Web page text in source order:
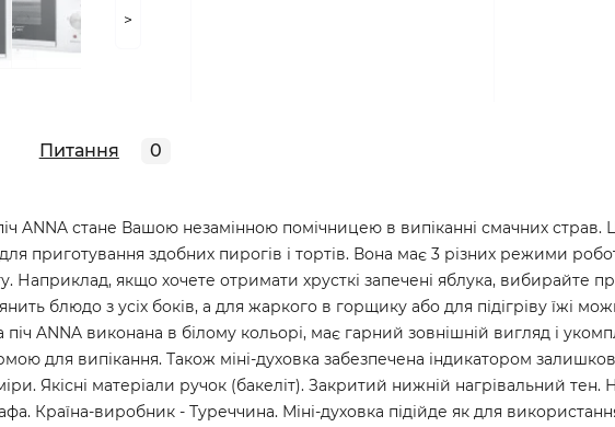
>
Питання 0
ANNA стане Вашою незамінною помічницею в випіканні смачних страв.
приготування здобних пирогів і тортів. Вона має 3 різних режими
Наприклад, якщо хочете отримати хрусткі запечені яблука, вибирайте
блюдо з усіх боків, а для жаркого в горщику або для підігріву їжі
ANNA виконана в білому кольорі, має гарний зовнішній вигляд і
для випікання. Також міні-духовка забезпечена індикатором
Якісні матеріали ручок (бакеліт). Закритий нижній нагрівальний тен.
Країна-виробник - Туреччина. Міні-духовка підійде як для